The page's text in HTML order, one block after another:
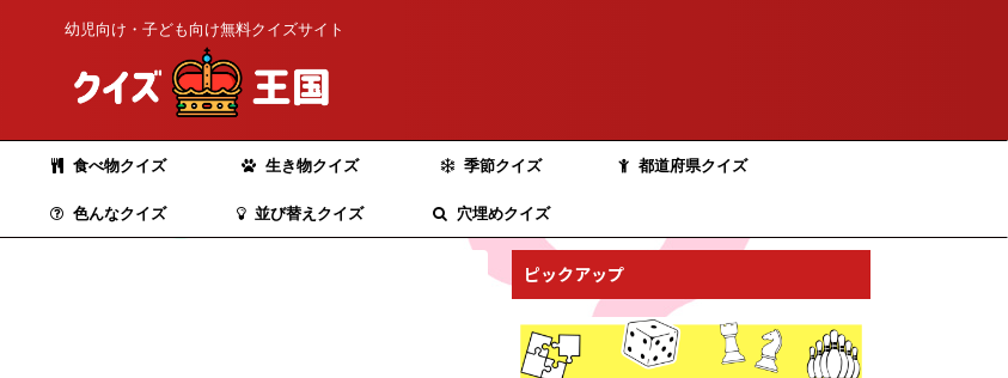
幼児向け・子ども向け無料クイズサイト
食べ物クイズ 生き物クイズ 季節クイズ 都道府県クイズ
色んなクイズ 並び替えクイズ 穴埋めクイズ
ピックアップ